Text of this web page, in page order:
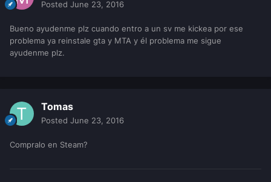
Posted June 23, 2016
Bueno ayudenme plz cuando entro a un sv me kickea por ese
problema ya reinstale gta y MTA y él problema me sigue
ayudenme plz.
Tomas
Posted June 23, 2016
Compralo en Steam?